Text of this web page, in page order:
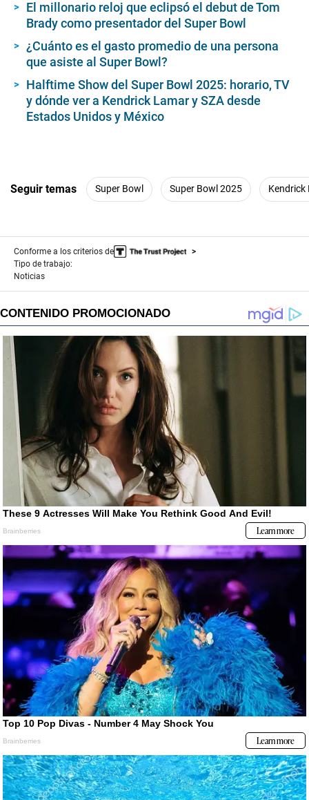
e
3
c
El millonario reloj que eclipsó el debut de Tom
Brady como presentador del Super Bowl
¿Cuánto es el gasto promedio de una persona
que asiste al Super Bowl?
Halftime Show del Super Bowl 2025: horario, TV
y dónde ver a Kendrick Lamar y SZA desde
Estados Unidos y México
Seguir temas Super Bowl Super Bowl 2025 Kendrick
Conforme a los criterios de
Tipo de trabajo:
Noticias